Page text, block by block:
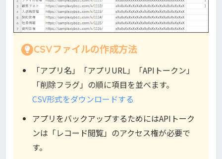
CSVファイルの作成方法
「アプリ名」「アプリURL」「APIトークン」
「削除フラグ」の順に項目を並べます。
CSV形式をダウンロードする
アプリをバックアップするためにはAPIトーク
ンは「レコード閲覧」のアクセス権が必要で
す。